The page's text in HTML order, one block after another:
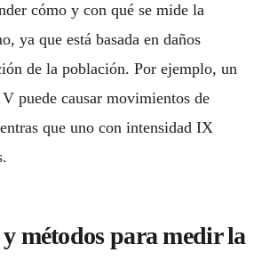
cómo y con qué se mide la
, ya que está basada en daños
de la población. Por ejemplo, un
puede causar movimientos de
que uno con intensidad IX
métodos para medir la